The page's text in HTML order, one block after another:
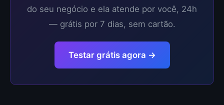
do seu negócio e ela atende por você, 24h
— grátis por 7 dias, sem cartão.
Testar grátis agora →